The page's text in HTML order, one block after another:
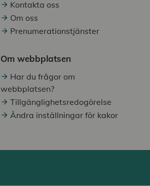
Kontakta oss
Om oss
Prenumerationstjänster
Om webbplatsen
Har du frågor om
webbplatsen?
Tillgänglighetsredogörelse
Ändra inställningar för kakor